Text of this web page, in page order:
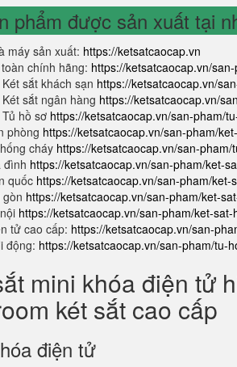
phẩm được sản xuất tại
máy sản xuất: https://ketsatcaocap.vn
chính hãng: https://ketsatcaocap.vn/
sắt khách sạn https://ketsatcaocap.vn/
sắt ngân hàng https://ketsatcaocap.vn/
hồ sơ https://ketsatcaocap.vn/san-pham/
phòng https://ketsatcaocap.vn/san-pham/
cháy https://ketsatcaocap.vn/san-
đình https://ketsatcaocap.vn/san-pham/ket-
quốc https://ketsatcaocap.vn/san-pham/ket-
gòn https://ketsatcaocap.vn/san-pham/ket-
https://ketsatcaocap.vn/san-pham/ket-sat-
tử cao cấp: https://ketsatcaocap.vn/san-
động: https://ketsatcaocap.vn/san-pham/tu-
mini khóa điện tử
két sắt cao cấp
điện tử